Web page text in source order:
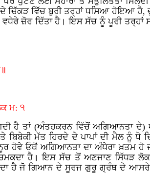
ਚਿੱਕੜ ਵਿੱਚ ਬੁਰੀ ਤਰ੍ਹਾਂ ਧਸਿਆ ਹੋਇਆ ਹੈ,
ਜ਼ੋਰ ਦਿੱਤਾ ਹੈ। ਇਸ ਸੱਚ ਨੂੰ ਪੂਰੀ
ਮ: ੧
ਹੈ ਤਾਂ (ਅੰਤਹਕਰਨ ਵਿੱਚੋਂ ਅਗਿਆਨਤਾ ਦੇ)
ਬਿਬੇਕੀ ਮੱਤ ਹਿਰਦੇ ਦੇ ਪਾਪਾਂ ਦੀ ਮੈਲ ਨੂੰ
ਹੋਵੇ ਓਥੋਂ ਅਗਿਆਨਤਾ ਦਾ ਅੰਧੇਰਾ ਖ਼ਤਮ ਹੋ
ਹੈ। ਇਸ ਸੱਚ ਤੋਂ ਅਣਜਾਣ ਸਿੱਧੜ
ਦਾ ਹੈ ਜੋ ਗਿਆਨ ਦੇ ਸੂਰਜ ਗੁਰੂ ਗ੍ਰੰਥ ਦੇ